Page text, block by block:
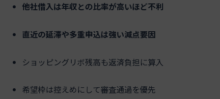
他社借入は年収との比率が高いほど不利
直近の延滞や多重申込は強い減点要因
ショッピングリボ残高も返済負担に算入
希望枠は控えめにして審査通過を優先